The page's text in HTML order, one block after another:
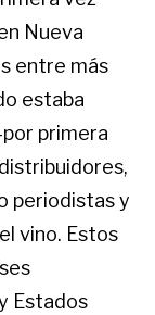
Nueva
entre más
estaba
primera
periodistas y
vino. Estos
Estados